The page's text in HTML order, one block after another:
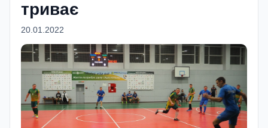
триває
20.01.2022